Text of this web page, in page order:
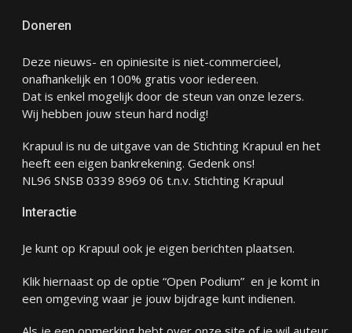
Doneren
Deze nieuws- en opiniesite is niet-commercieel,
onafhankelijk en 100% gratis voor iedereen.
Dat is enkel mogelijk door de steun van onze lezers.
Wij hebben jouw steun hard nodig!
Krapuul is nu de uitgave van de Stichting Krapuul en het
heeft een eigen bankrekening. Gedenk ons!
NL96 SNSB 0339 8969 06 t.n.v. Stichting Krapuul
Interactie
Je kunt op Krapuul ook je eigen berichten plaatsen.
Klik hiernaast op de optie “Open Podium” en je komt in
een omgeving waar je jouw bijdrage kunt indienen.